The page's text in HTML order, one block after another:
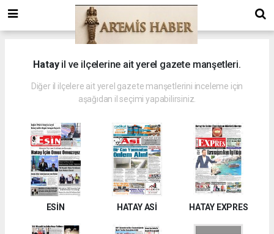
Hatayil ve ilçelerine ait yerel gazete manşetleri.
Diğer il ilçelere ait yerel gazete manşetlerini inceleme için
aşağıdan il seçimi yapabilirsiniz.
ESİN HATAY ASİ HATAY EXPRES